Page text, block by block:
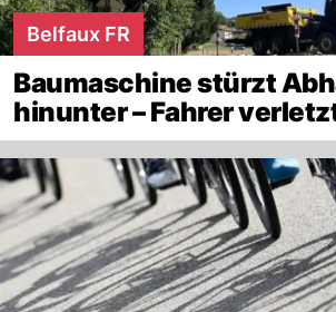
Belfaux FR
Baumaschine stürzt
hinunter – Fahrer